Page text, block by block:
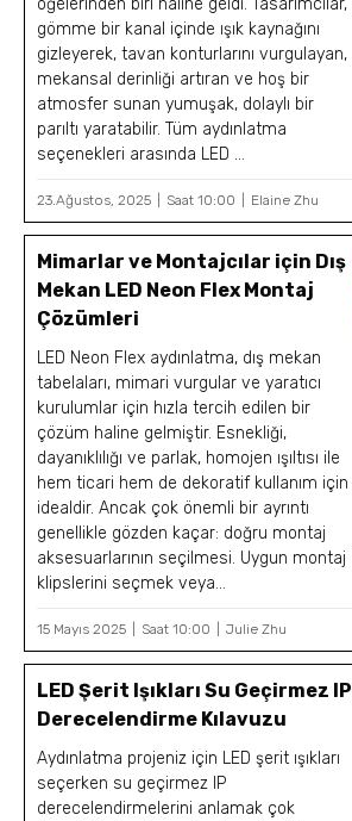
gömme bir kanal içinde ışık kaynağını
gizleyerek, tavan konturlarını vurgulayan,
mekansal derinliği artıran ve hoş bir
atmosfer sunan yumuşak, dolaylı bir
parıltı yaratabilir. Tüm aydınlatma
seçenekleri arasında LED ...
23.Ağustos, 2025 Saat 10:00 Elaine Zhu
Mimarlar ve Montajcılar için Dış
Mekan LED Neon Flex Montaj
Çözümleri
LED Neon Flex aydınlatma, dış mekan
tabelaları, mimari vurgular ve yaratıcı
kurulumlar için hızla tercih edilen bir
çözüm haline gelmiştir. Esnekliği,
dayanıklılığı ve parlak, homojen ışıltısı ile
hem ticari hem de dekoratif kullanım için
idealdir. Ancak çok önemli bir ayrıntı
genellikle gözden kaçar: doğru montaj
aksesuarlarının seçilmesi. Uygun montaj
klipslerini seçmek veya...
15 Mayıs 2025 Saat 10:00 Julie Zhu
LED Şerit Işıkları Su Geçirmez IP
Derecelendirme Kılavuzu
Aydınlatma projeniz için LED şerit ışıkları
seçerken su geçirmez IP
derecelendirmelerini anlamak çok